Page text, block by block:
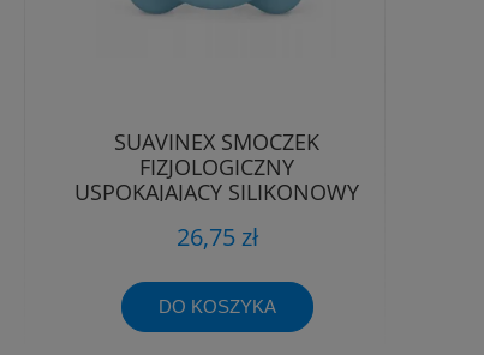
SUAVINEX SMOCZEK
FIZJOLOGICZNY
USPOKAJAJĄCY SILIKONOWY
26,75 zł
DO KOSZYKA